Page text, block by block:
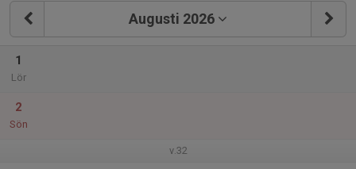
Augusti 2026
1
Lör
2
Sön
v.32